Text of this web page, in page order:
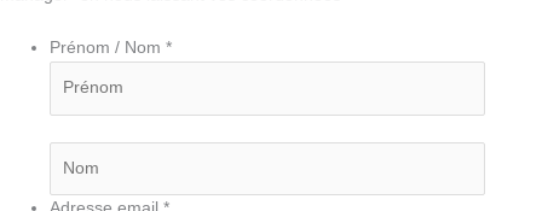
Prénom / Nom *